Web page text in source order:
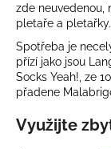
zde neuvedenou,
pletaře a pletařky.
Spotřeba je
přízí jako jsou
Socks Yeah!, ze
přadene
Využijte